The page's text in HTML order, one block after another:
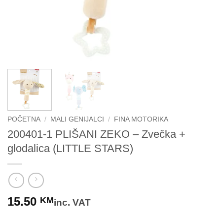
POČETNA / MALI GENIJALCI / FINA MOTORIKA
200401-1 PLIŠANI ZEKO – Zvečka +
glodalica (LITTLE STARS)
15.50 KMinc. VAT